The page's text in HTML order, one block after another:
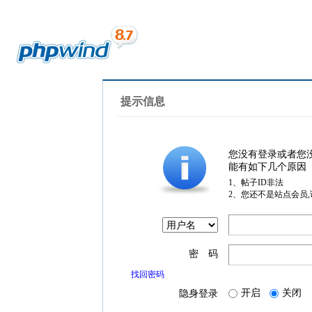
提示信息
您没有登录或者您
能有如下几个原因
1、帖子ID非法
2、您还不是站点会员
密 码
找回密码
隐身登录 开启 关闭